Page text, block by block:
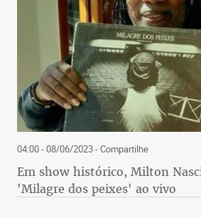
04:00 - 08/06/2023- Compartilhe
Em show histórico, Milton
'Milagre dos peixes' ao vivo